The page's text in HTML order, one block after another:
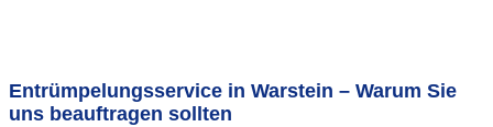
Entrümpelungsservice in Warstein – Warum Sie
uns beauftragen sollten